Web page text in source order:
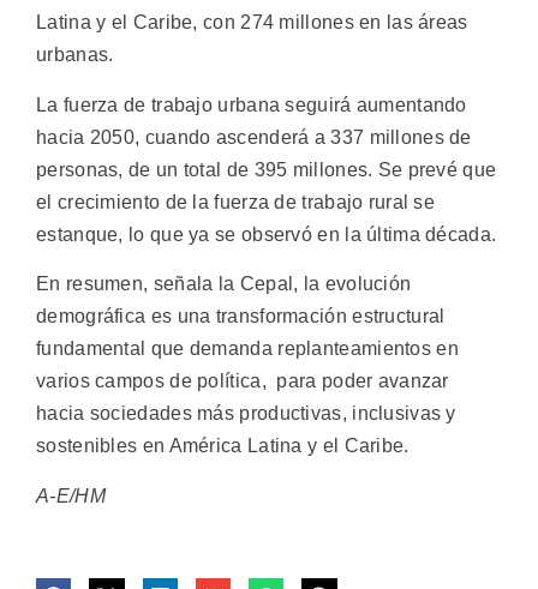
Latina y el Caribe, con 274 millones en las áreas
urbanas.
La fuerza de trabajo urbana seguirá aumentando
hacia 2050, cuando ascenderá a 337 millones de
personas, de un total de 395 millones. Se prevé que
el crecimiento de la fuerza de trabajo rural se
estanque, lo que ya se observó en la última década.
En resumen, señala la Cepal, la evolución
demográfica es una transformación estructural
fundamental que demanda replanteamientos en
varios campos de política, para poder avanzar
hacia sociedades más productivas, inclusivas y
sostenibles en América Latina y el Caribe.
A-E/HM